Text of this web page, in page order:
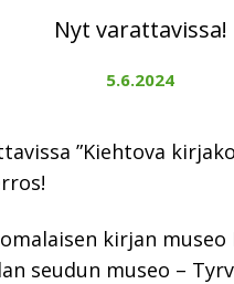
Nyt varattavissa!
5.6.2024
”Kiehtova
kirjan museo
seudun museo –